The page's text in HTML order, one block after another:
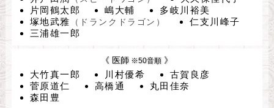
片岡鶴太郎
嶋大輔
多岐川裕美
塚地武雅
（ドランクドラゴン）
仁支川峰子
三浦雄一郎
《 医師 ※50音順 》
大竹真一郎 川村優希
古賀良彦
菅原道仁
高橋通
丸田佳奈
森田豊